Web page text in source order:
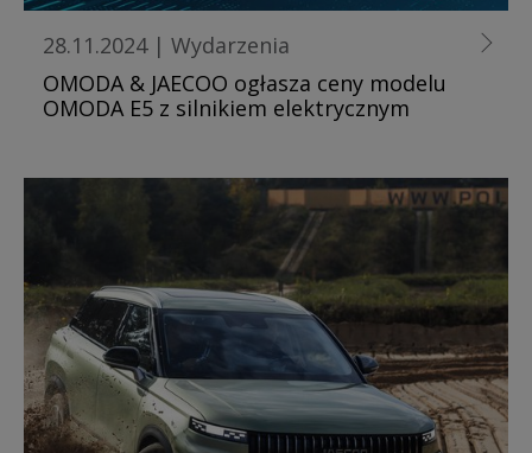
28.11.2024 | Wydarzenia
OMODA & JAECOO ogłasza ceny modelu
OMODA E5 z silnikiem elektrycznym